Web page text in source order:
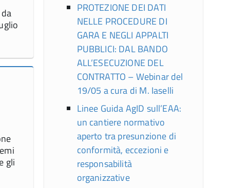
gli
PROTEZIONE DEI DATI
NELLE PROCEDURE DI
GARA E NEGLI APPALTI
PUBBLICI: DAL BANDO
ALL’ESECUZIONE DEL
CONTRATTO – Webinar del
19/05 a cura di M. Iaselli
Linee Guida AgID sull’EAA:
un cantiere normativo
aperto tra presunzione di
conformità, eccezioni e
responsabilità
organizzative